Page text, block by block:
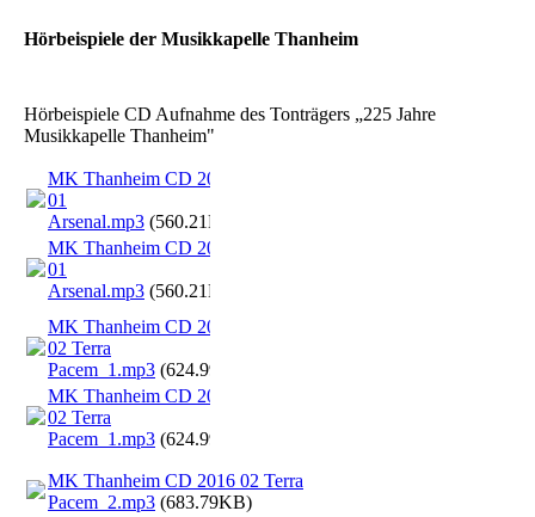
Hörbeispiele der Musikkapelle Thanheim
Hörbeispiele CD Aufnahme des Tonträgers „225 Jahre
Musikkapelle Thanheim"
MK Thanheim CD 2016
01
Arsenal.mp3 (560.21KB)
MK Thanheim CD 2016
01
Arsenal.mp3 (560.21KB)
MK Thanheim CD 2016
02 Terra
Pacem_1.mp3 (624.99KB)
MK Thanheim CD 2016
02 Terra
Pacem_1.mp3 (624.99KB)
MK Thanheim CD 2016 02 Terra
Pacem_2.mp3 (683.79KB)